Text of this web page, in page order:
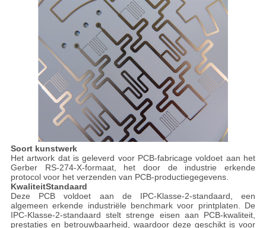
Soort kunstwerk
Het artwork dat is geleverd voor PCB-fabricage voldoet aan het
Gerber RS-274-X-formaat, het door de industrie erkende
protocol voor het verzenden van PCB-productiegegevens.
KwaliteitStandaard
Deze PCB voldoet aan de IPC-Klasse-2-standaard, een
algemeen erkende industriële benchmark voor printplaten. De
IPC-Klasse-2-standaard stelt strenge eisen aan PCB-kwaliteit,
prestaties en betrouwbaarheid, waardoor deze geschikt is voor